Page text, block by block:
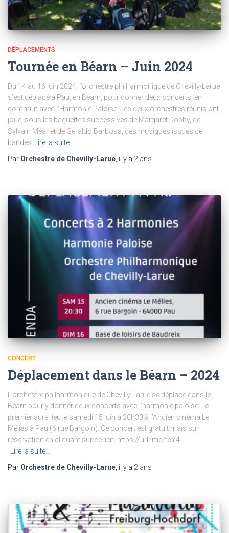
DÉPLACEMENTS
Tournée en Béarn – Juin 2024
Du 14 au 16 juin 2024, l’orchestre philharmonique de Chevilly-Larue
s’est déplacé à Pau, en Béarn, pour donner deux concerts, en
commun avec l’Harmonie Paloise. Les deux orchestres réunis ont
joué, sous les baguettes successives de Margaret Dobby, de
Sylvain Méar et de Geraldo Barbosa, des musiques issues de
bandes
Lire la suite…
Par Orchestre de Chevilly-Larue , il y a 2 ans
CONCERT
Déplacement dans le Béarn – 2024
L’orchestre philharmonique de Chevilly-Larue se déplace dans le
Béarn pour y donner deux concerts avec l’harmonie paloise. Le
premier aura lieu le samedi 15 juin à 20h30 à l’Ancien cinéma Le
Mélies à Pau (6 rue Bargoin). Ce concert est gratuit mais sur
réservation en cliquant sur ce lien: https://urlr.me/tcY4T
Lire la suite…
Par Orchestre de Chevilly-Larue , il y a 2 ans